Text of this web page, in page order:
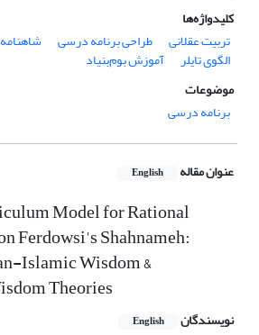
کلیدواژه‌ها
تربیت عقلانی
طراحی برنامه درسی
الگوی تایلر
آموزش بوم‌بنیاد
موضوعات
برنامه درسی
عنوان مقاله English
Model for Rational
Ferdowsi's Shahnameh:
Islamic Wisdom &
Theories
نویسندگان English